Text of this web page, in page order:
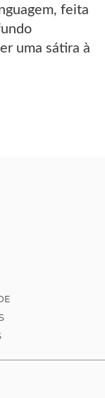
feita
uma sátira à